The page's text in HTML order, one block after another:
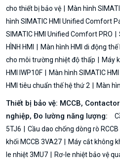
cho thiết bị bảo vệ
Màn hình
hình SIMATIC HMI Unified Comfort
SIMATIC HMI Unified Comfort PRO
HÌNH HMI
Màn hình HMI di động thế
cho môi trường nhiệt độ thấp
Máy
HMI IWP10F
Màn hình SIMATIC
HMI tiêu chuẩn thế hệ thứ 2
Màn
Thiết bị bảo vệ: MCCB,
nghiệp, Đo lường năng lượng:
5TJ6
Cầu dao chống dòng rò RCCB
khối MCCB 3VA27
Máy cắt không
le nhiệt 3MU7
Rơ-le nhiệt bảo vệ